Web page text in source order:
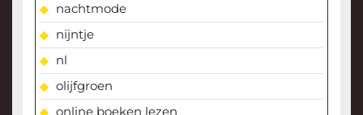
nachtmode
nijntje
nl
olijfgroen
online boeken lezen